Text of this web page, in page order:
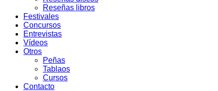
Reseñas libros
Festivales
Concursos
Entrevistas
Vídeos
Otros
Peñas
Tablaos
Cursos
Contacto